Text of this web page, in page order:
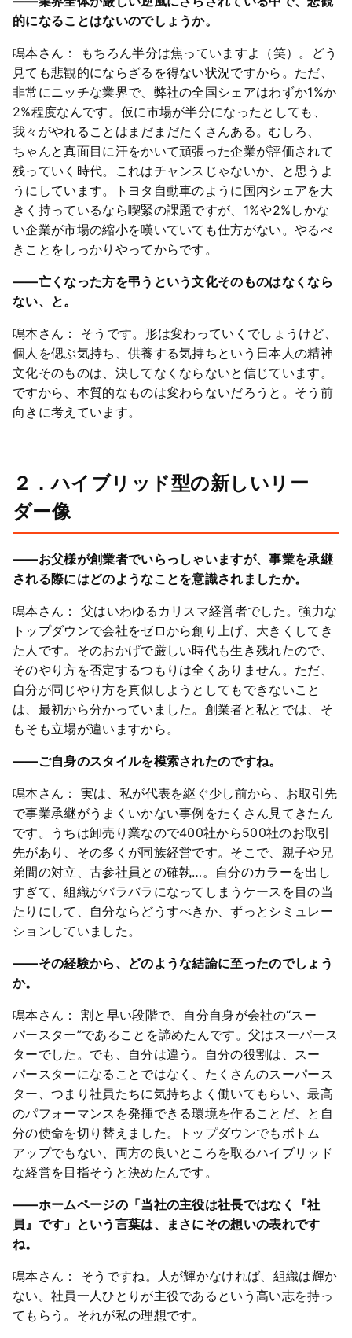
的になることはないのでしょうか。
鳴本さん： もちろん半分は焦っていますよ（笑）。どう
見ても悲観的にならざるを得ない状況ですから。ただ、
非常にニッチな業界で、弊社の全国シェアはわずか1%か
2%程度なんです。仮に市場が半分になったとしても、
我々がやれることはまだまだたくさんある。むしろ、
ちゃんと真面目に汗をかいて頑張った企業が評価されて
残っていく時代。これはチャンスじゃないか、と思うよ
うにしています。トヨタ自動車のように国内シェアを大
きく持っているなら喫緊の課題ですが、1%や2%しかな
い企業が市場の縮小を嘆いていても仕方がない。やるべ
きことをしっかりやってからです。
――亡くなった方を弔うという文化そのものはなくなら
ない、と。
鳴本さん： そうです。形は変わっていくでしょうけど、
個人を偲ぶ気持ち、供養する気持ちという日本人の精神
文化そのものは、決してなくならないと信じています。
ですから、本質的なものは変わらないだろうと。そう前
向きに考えています。
２．ハイブリッド型の新しいリー
ダー像
――お父様が創業者でいらっしゃいますが、事業を承継
される際にはどのようなことを意識されましたか。
鳴本さん： 父はいわゆるカリスマ経営者でした。強力な
トップダウンで会社をゼロから創り上げ、大きくしてき
た人です。そのおかげで厳しい時代も生き残れたので、
そのやり方を否定するつもりは全くありません。ただ、
自分が同じやり方を真似しようとしてもできないこと
は、最初から分かっていました。創業者と私とでは、そ
もそも立場が違いますから。
――ご自身のスタイルを模索されたのですね。
鳴本さん： 実は、私が代表を継ぐ少し前から、お取引先
で事業承継がうまくいかない事例をたくさん見てきたん
です。うちは卸売り業なので400社から500社のお取引
先があり、その多くが同族経営です。そこで、親子や兄
弟間の対立、古参社員との確執…。自分のカラーを出し
すぎて、組織がバラバラになってしまうケースを目の当
たりにして、自分ならどうすべきか、ずっとシミュレー
ションしていました。
――その経験から、どのような結論に至ったのでしょう
か。
鳴本さん： 割と早い段階で、自分自身が会社の“スー
パースター”であることを諦めたんです。父はスーパース
ターでした。でも、自分は違う。自分の役割は、スー
パースターになることではなく、たくさんのスーパース
ター、つまり社員たちに気持ちよく働いてもらい、最高
のパフォーマンスを発揮できる環境を作ることだ、と自
分の使命を切り替えました。トップダウンでもボトム
アップでもない、両方の良いところを取るハイブリッド
な経営を目指そうと決めたんです。
――ホームページの「当社の主役は社長ではなく『社
員』です」という言葉は、まさにその想いの表れです
ね。
鳴本さん： そうですね。人が輝かなければ、組織は輝か
ない。社員一人ひとりが主役であるという高い志を持っ
てもらう。それが私の理想です。